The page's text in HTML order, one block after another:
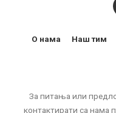
За питања или
контактирати са нама
О нама Наш тим